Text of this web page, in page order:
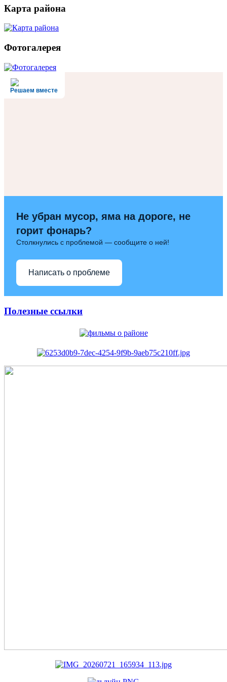
Карта района
Фотогалерея
Решаем вместе
Не убран мусор, яма на дороге, не
горит фонарь?
Столкнулись с проблемой — сообщите о ней!
Написать о проблеме
Полезные ссылки